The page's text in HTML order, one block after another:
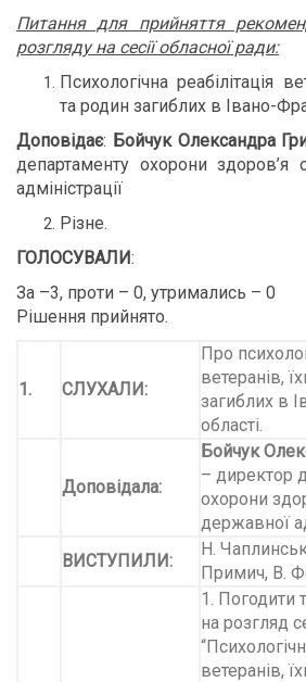
Питання для прийняття
розгляду на сесії обласної ради:
Психологічна реабілітація
та родин загиблих в Івано-
Доповідає: Бойчук Олександра
департаменту охорони здоров’я
адміністрації
Різне.
ГОЛОСУВАЛИ:
За –3, проти – 0, утримались – 0
Рішення прийнято.
1. СЛУХАЛИ:
Про
ветеранів,
загиблих в
області.
Доповідала:
Бойчук
– директор
охорони
державної
ВИСТУПИЛИ:
Н.
Примич, В.
1. Погодити
на розгляд
ветеранів,